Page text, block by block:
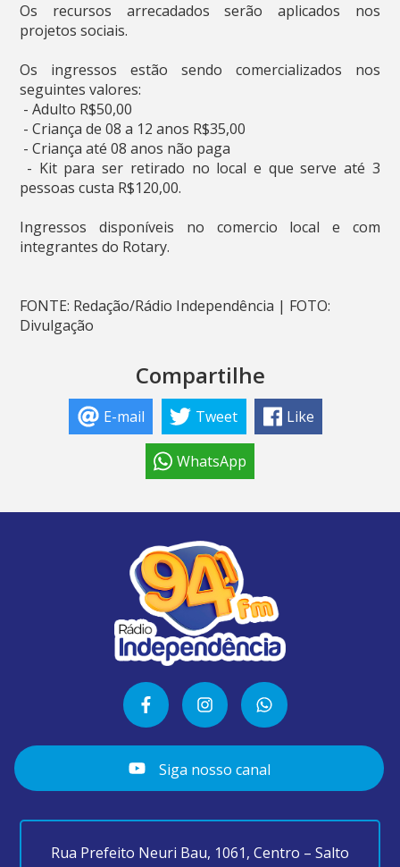
Os recursos arrecadados serão aplicados nos
projetos sociais.
Os ingressos estão sendo comercializados nos
seguintes valores:
- Adulto R$50,00
- Criança de 08 a 12 anos R$35,00
- Criança até 08 anos não paga
- Kit para ser retirado no local e que serve até 3
pessoas custa R$120,00.
Ingressos disponíveis no comercio local e com
integrantes do Rotary.
FONTE: Redação/Rádio Independência | FOTO:
Divulgação
Compartilhe
E-mail Tweet Like
WhatsApp
Siga nosso canal
Rua Prefeito Neuri Bau, 1061, Centro – Salto